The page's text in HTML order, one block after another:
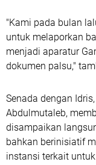
"Kami pada bulan
untuk melaporkan
menjadi aparatur
dokumen palsu,"
Senada dengan
Abdulmutaleb,
disampaikan
bahkan berinisiatif
instansi terkait